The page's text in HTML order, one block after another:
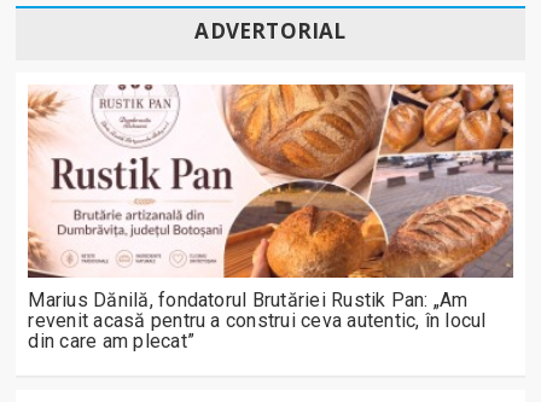
ADVERTORIAL
Marius Dănilă, fondatorul Brutăriei Rustik Pan: „Am
revenit acasă pentru a construi ceva autentic, în locul
din care am plecat”